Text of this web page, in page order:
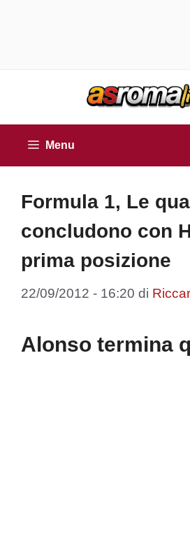
Menu
Formula 1, Le
concludono con
prima posizione
22/09/2012 - 16:20 di
Alonso termina